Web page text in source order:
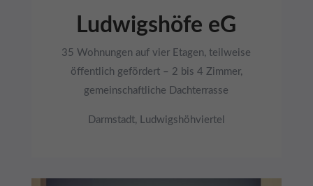
Ludwigshöfe eG
35 Wohnungen auf vier Etagen, teilweise
öffentlich gefördert – 2 bis 4 Zimmer,
gemeinschaftliche Dachterrasse
Darmstadt, Ludwigshöhviertel